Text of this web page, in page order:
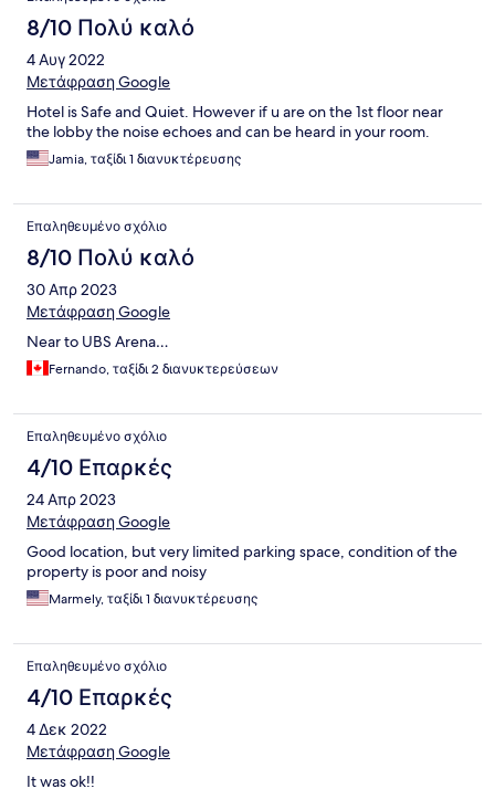
8/10 Πολύ καλό
4 Αυγ 2022
Μετάφραση Google
Hotel is Safe and Quiet. However if u are on the 1st floor near
the lobby the noise echoes and can be heard in your room.
Jamia, ταξίδι 1 διανυκτέρευσης
Επαληθευμένο σχόλιο
8/10 Πολύ καλό
30 Απρ 2023
Μετάφραση Google
Near to UBS Arena…
Fernando, ταξίδι 2 διανυκτερεύσεων
Επαληθευμένο σχόλιο
4/10 Επαρκές
24 Απρ 2023
Μετάφραση Google
Good location, but very limited parking space, condition of the
property is poor and noisy
Marmely, ταξίδι 1 διανυκτέρευσης
Επαληθευμένο σχόλιο
4/10 Επαρκές
4 Δεκ 2022
Μετάφραση Google
It was ok!!